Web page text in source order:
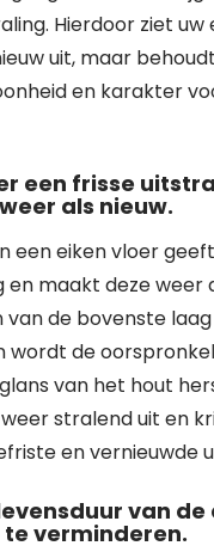
Hierdoor ziet uw
uit, maar
en karakter
een frisse
als nieuw.
een eiken vloer
en maakt deze weer
van de bovenste
wordt de
van het hout
stralend uit en
en vernieuwde
van de
verminderen.